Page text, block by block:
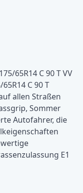
65R14 C 90 T VV
C 90 T
allen Straßen
Sommer
Autofahrer, die
E1